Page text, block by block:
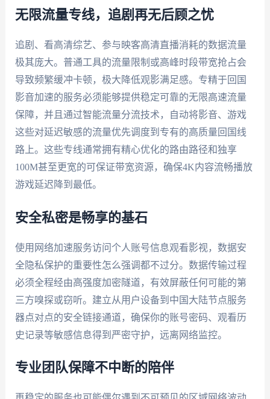
无限流量专线，追剧再无后顾之忧
追剧、看高清综艺、参与映客高清直播消耗的数据流量
极其庞大。普通工具的流量限制或高峰时段带宽抢占会
导致频繁缓冲卡顿，极大降低观影满足感。专精于回国
影音加速的服务必须能够提供稳定可靠的无限高速流量
保障，并且通过智能流量分流技术，自动将影音、游戏
这些对延迟敏感的流量优先调度到专有的高质量回国线
路上。这些专线通常拥有精心优化的路由路径和独享
100M甚至更宽的可保证带宽资源，确保4K内容流畅播放
游戏延迟降到最低。
安全私密是畅享的基石
使用网络加速服务访问个人账号信息观看影视，数据安
全隐私保护的重要性怎么强调都不过分。数据传输过程
必须全程经由高强度加密隧道，有效屏蔽任何可能的第
三方嗅探或窃听。建立从用户设备到中国大陆节点服务
器点对点的安全链接通道，确保你的账号密码、观看历
史记录等敏感信息得到严密守护，远离网络监控。
专业团队保障不中断的陪伴